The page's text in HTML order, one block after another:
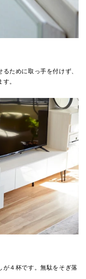
ために取っ手を付けず、
。
が４杯です。無駄をそぎ落